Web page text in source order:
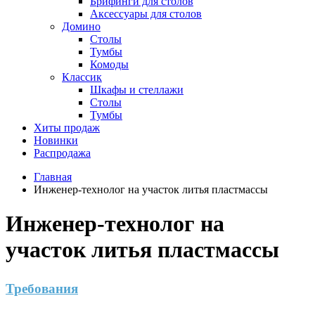
Аксессуары для столов
Домино
Столы
Тумбы
Комоды
Классик
Шкафы и стеллажи
Столы
Тумбы
Хиты продаж
Новинки
Распродажа
Главная
Инженер-технолог на участок литья пластмассы
Инженер-технолог на
участок литья пластмассы
Требования